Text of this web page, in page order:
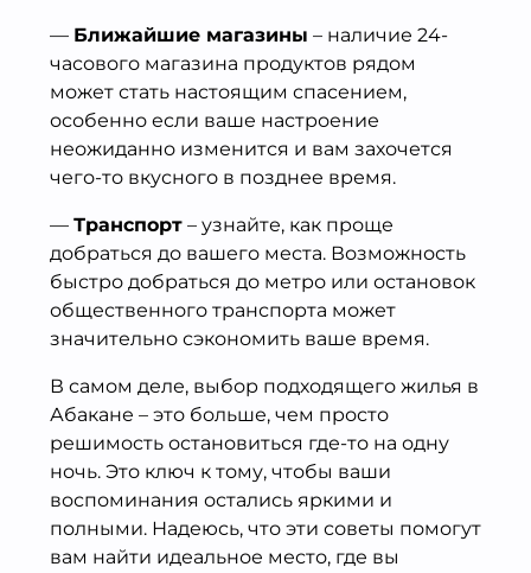
— Ближайшие магазины – наличие 24-
часового магазина продуктов рядом
может стать настоящим спасением,
особенно если ваше настроение
неожиданно изменится и вам захочется
чего-то вкусного в позднее время.
— Транспорт – узнайте, как проще
добраться до вашего места. Возможность
быстро добраться до метро или остановок
общественного транспорта может
значительно сэкономить ваше время.
В самом деле, выбор подходящего жилья в
Абакане – это больше, чем просто
решимость остановиться где-то на одну
ночь. Это ключ к тому, чтобы ваши
воспоминания остались яркими и
полными. Надеюсь, что эти советы помогут
вам найти идеальное место, где вы